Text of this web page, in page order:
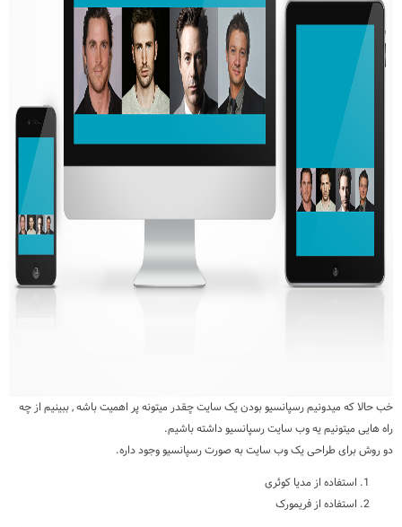
خب حالا که میدونیم رسپانسیو بودن یک سایت چقدر میتونه پر اهمیت باشه , ببینیم از چه
راه هایی میتونیم یه وب سایت رسپانسیو داشته باشیم.
دو روش برای طراحی یک وب سایت به صورت رسپانسیو وجود داره.
استفاده از مدیا کوئری
استفاده از فریمورک